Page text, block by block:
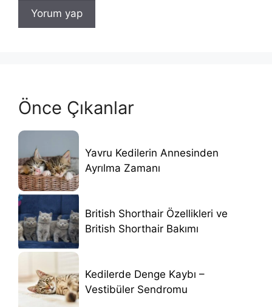
Önce Çıkanlar
Yavru Kedilerin Annesinden
Ayrılma Zamanı
British Shorthair Özellikleri ve
British Shorthair Bakımı
Kedilerde Denge Kaybı –
Vestibüler Sendromu